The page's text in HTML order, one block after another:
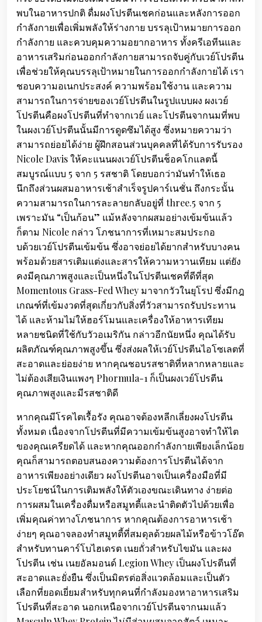
พบในอาหารปกติ ดื่มผงโปรตีนเชคก่อนและหลังการออก
กำลังกายเพื่อเพิ่มพลังให้ร่างกาย บรรลุเป้าหมายการออก
กำลังกาย และควบคุมความอยากอาหาร ทั้งครีเอทีนและ
อาหารเสริมก่อนออกกำลังกายสามารถจับคู่กับเวย์โปรตีน
เพื่อช่วยให้คุณบรรลุเป้าหมายในการออกกำลังกายได้ เรา
ชอบความอเนกประสงค์ ความพร้อมใช้งาน และความ
สามารถในการจ่ายของเวย์โปรตีนในรูปแบบผง ผงเวย์
โปรตีนคือผงโปรตีนที่ทำจากเวย์ และโปรตีนจากนมที่พบ
ในผงเวย์โปรตีนนั้นมีการดูดซึมได้สูง ซึ่งหมายความว่า
สามารถย่อยได้ง่าย ผู้ฝึกสอนส่วนบุคคลที่ได้รับการรับรอง
Nicole Davis ให้คะแนนผงเวย์โปรตีนช็อคโกแลตนี้
สมบูรณ์แบบ 5 จาก 5 รสชาติ โดยบอกว่ามันทำให้เธอ
นึกถึงส่วนผสมอาหารเช้าสำเร็จรูปคาร์เนชั่น ถึงกระนั้น
ความสามารถในการละลายกลับอยู่ที่ three.5 จาก 5
เพราะมัน “เป็นก้อน” แม้หลังจากผสมอย่างเข้มข้นแล้ว
ก็ตาม Nicole กล่าว โภชนาการที่เหมาะสมประกอ
บด้วยเวย์โปรตีนเข้มข้น ซึ่งอาจย่อยได้ยากสำหรับบางคน
พร้อมด้วยสารเติมแต่งและสารให้ความหวานเทียม แต่ยัง
คงมีคุณภาพสูงและเป็นหนึ่งในโปรตีนเชคที่ดีที่สุด
Momentous Grass-Fed Whey มาจากวัวในยุโรป ซึ่งมีกฎ
เกณฑ์ที่เข้มงวดที่สุดเกี่ยวกับสิ่งที่วัวสามารถรับประทาน
ได้ และห้ามไม่ให้ฮอร์โมนและเครื่องให้อาหารเทียม
หลายชนิดที่ใช้กับวัวอเมริกัน กล่าวอีกนัยหนึ่ง คุณได้รับ
ผลิตภัณฑ์คุณภาพสูงขึ้น ซึ่งส่งผลให้เวย์โปรตีนไอโซเลตที่
สะอาดและย่อยง่าย หากคุณชอบรสชาติที่หลากหลายและ
ไม่ต้องเสียเงินแพงๆ Phormula-1 ก็เป็นผงเวย์โปรตีน
คุณภาพสูงและมีรสชาติดี
หากคุณมีโรคไตเรื้อรัง คุณอาจต้องหลีกเลี่ยงผงโปรตีน
ทั้งหมด เนื่องจากโปรตีนที่มีความเข้มข้นสูงอาจทำให้ไต
ของคุณเครียดได้ และหากคุณออกกำลังกายเพียงเล็กน้อย
คุณก็สามารถตอบสนองความต้องการโปรตีนได้จาก
อาหารเพียงอย่างเดียว ผงโปรตีนอาจเป็นเครื่องมือที่มี
ประโยชน์ในการเติมพลังให้ตัวเองขณะเดินทาง ง่ายต่อ
การผสมในเครื่องดื่มหรือสมูทตี้และนำติดตัวไปด้วยเพื่อ
เพิ่มคุณค่าทางโภชนาการ หากคุณต้องการอาหารเช้า
ง่ายๆ คุณอาจลองทำสมูทตี้ที่สมดุลด้วยผลไม้หรือข้าวโอ๊ต
สำหรับทานคาร์โบไฮเดรต เนยถั่วสำหรับไขมัน และผง
โปรตีน เช่น เนยอัลมอนด์ Legion Whey เป็นผงโปรตีนที่
สะอาดและยั่งยืน ซึ่งเป็นมิตรต่อสิ่งแวดล้อมและเป็นตัว
เลือกที่ยอดเยี่ยมสำหรับทุกคนที่กำลังมองหาอาหารเสริม
โปรตีนที่สะอาด นอกเหนือจากเวย์โปรตีนจากนมแล้ว